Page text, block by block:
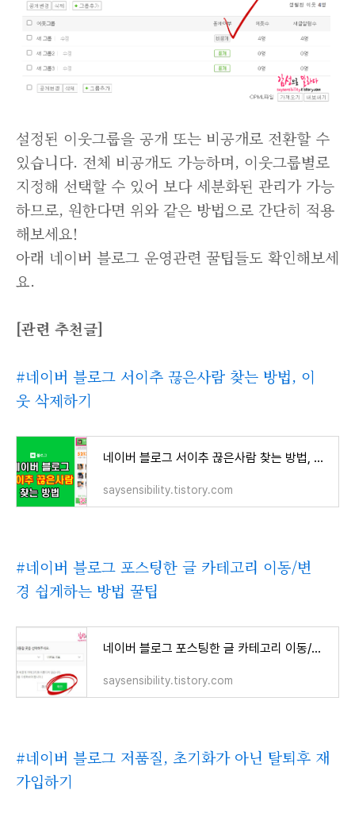
설정된 이웃그룹을 공개 또는 비공개로 전환할 수
있습니다. 전체 비공개도 가능하며, 이웃그룹별로
지정해 선택할 수 있어 보다 세분화된 관리가 가능
하므로, 원한다면 위와 같은 방법으로 간단히 적용
해보세요!
아래 네이버 블로그 운영관련 꿀팁들도 확인해보세
요.
[관련 추천글]
#네이버 블로그 서이추 끊은사람 찾는 방법, 이
웃 삭제하기
네이버 블로그 서이추 끊은사람 찾는 방법, 이웃 삭제하기
saysensibility.tistory.com
#네이버 블로그 포스팅한 글 카테고리 이동/변
경 쉽게하는 방법 꿀팁
네이버 블로그 포스팅한 글 카테고리 이동/변경 쉽게하는 방법 꿀팁
saysensibility.tistory.com
#네이버 블로그 저품질, 초기화가 아닌 탈퇴후 재
가입하기